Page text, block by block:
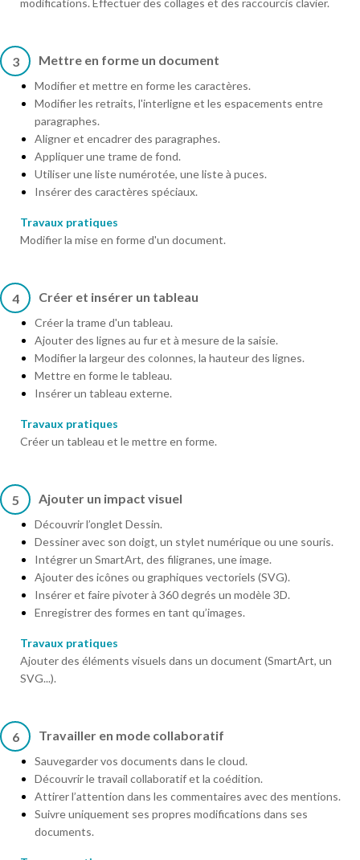
modifications. Effectuer des collages et des raccourcis clavier.
3 Mettre en forme un document
Modifier et mettre en forme les caractères.
Modifier les retraits, l'interligne et les espacements entre
paragraphes.
Aligner et encadrer des paragraphes.
Appliquer une trame de fond.
Utiliser une liste numérotée, une liste à puces.
Insérer des caractères spéciaux.
Travaux pratiques
Modifier la mise en forme d'un document.
4 Créer et insérer un tableau
Créer la trame d'un tableau.
Ajouter des lignes au fur et à mesure de la saisie.
Modifier la largeur des colonnes, la hauteur des lignes.
Mettre en forme le tableau.
Insérer un tableau externe.
Travaux pratiques
Créer un tableau et le mettre en forme.
5 Ajouter un impact visuel
Découvrir l’onglet Dessin.
Dessiner avec son doigt, un stylet numérique ou une souris.
Intégrer un SmartArt, des filigranes, une image.
Ajouter des icônes ou graphiques vectoriels (SVG).
Insérer et faire pivoter à 360 degrés un modèle 3D.
Enregistrer des formes en tant qu’images.
Travaux pratiques
Ajouter des éléments visuels dans un document (SmartArt, un
SVG...).
6 Travailler en mode collaboratif
Sauvegarder vos documents dans le cloud.
Découvrir le travail collaboratif et la coédition.
Attirer l’attention dans les commentaires avec des mentions.
Suivre uniquement ses propres modifications dans ses
documents.